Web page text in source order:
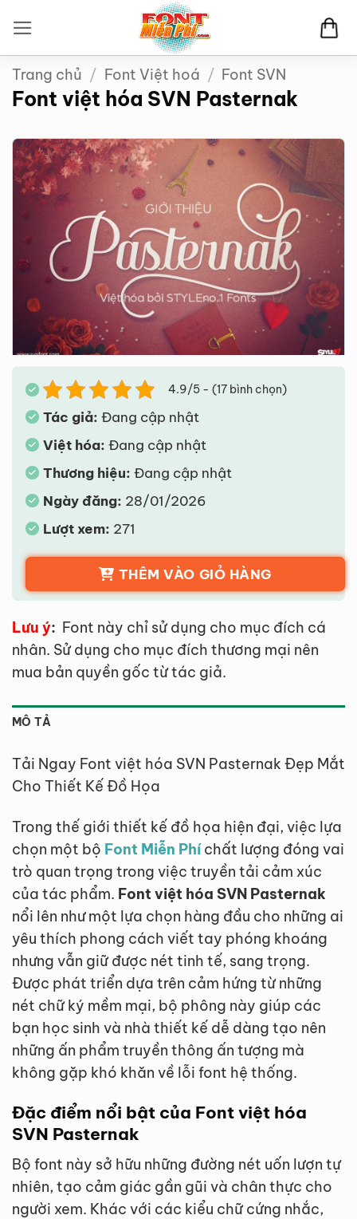
qua
nội
dung
Trang chủ / Font Việt hoá / Font SVN
Font việt hóa SVN Pasternak
4.9/5 - (17 bình chọn)
Tác giả: Đang cập nhật
Việt hóa: Đang cập nhật
Thương hiệu: Đang cập nhật
Ngày đăng: 28/01/2026
Lượt xem: 271
THÊM VÀO GIỎ HÀNG
Lưu ý: Font này chỉ sử dụng cho mục đích cá
nhân. Sử dụng cho mục đích thương mại nên
mua bản quyền gốc từ tác giả.
MÔ TẢ
Tải Ngay Font việt hóa SVN Pasternak Đẹp Mắt
Cho Thiết Kế Đồ Họa
Trong thế giới thiết kế đồ họa hiện đại, việc lựa
chọn một bộ Font Miễn Phíchất lượng đóng vai
trò quan trọng trong việc truyền tải cảm xúc
của tác phẩm. Font việt hóa SVN Pasternak
nổi lên như một lựa chọn hàng đầu cho những ai
yêu thích phong cách viết tay phóng khoáng
nhưng vẫn giữ được nét tinh tế, sang trọng.
Được phát triển dựa trên cảm hứng từ những
nét chữ ký mềm mại, bộ phông này giúp các
bạn học sinh và nhà thiết kế dễ dàng tạo nên
những ấn phẩm truyền thông ấn tượng mà
không gặp khó khăn về lỗi font hệ thống.
Đặc điểm nổi bật của Font việt hóa
SVN Pasternak
Bộ font này sở hữu những đường nét uốn lượn tự
nhiên, tạo cảm giác gần gũi và chân thực cho
người xem. Khác với các kiểu chữ cứng nhắc,